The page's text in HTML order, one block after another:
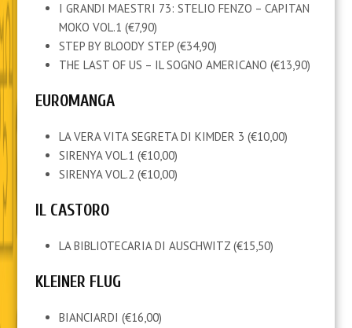
I GRANDI MAESTRI 73: STELIO FENZO – CAPITAN
MOKO VOL.1 (€7,90)
STEP BY BLOODY STEP (€34,90)
THE LAST OF US – IL SOGNO AMERICANO (€13,90)
EUROMANGA
LA VERA VITA SEGRETA DI KIMDER 3 (€10,00)
SIRENYA VOL.1 (€10,00)
SIRENYA VOL.2 (€10,00)
IL CASTORO
LA BIBLIOTECARIA DI AUSCHWITZ (€15,50)
KLEINER FLUG
BIANCIARDI (€16,00)